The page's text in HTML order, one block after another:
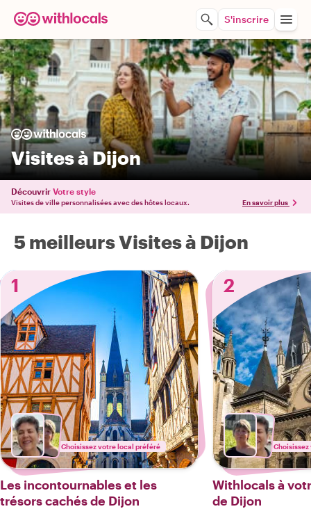
S'inscrire
Visites à Dijon
Découvrir Votre style
Visites de ville personnalisées avec des hôtes locaux. En savoir plus
5 meilleurs Visites à Dijon
1
Choisissez votre local préféré
Les incontournables et les
trésors cachés de Dijon
2
Withlocals à
de Dijon